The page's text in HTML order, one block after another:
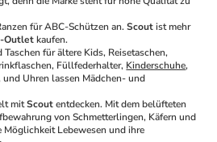
für ABC-Schützen an. Scout ist mehr
Outlet kaufen.
für ältere Kids, Reisetaschen,
Füllfederhalter, Kinderschuhe,
und Uhren lassen Mädchen- und
mit Scout entdecken. Mit dem belüfteten
von Schmetterlingen, Käfern und
Möglichkeit Lebewesen und ihre